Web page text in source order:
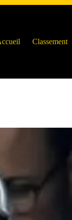
Classement